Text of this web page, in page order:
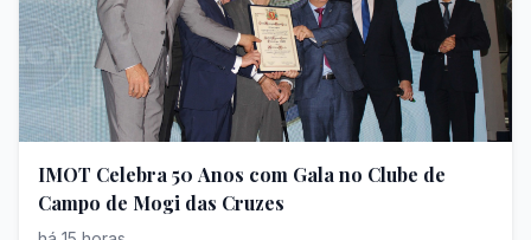
IMOT Celebra 50 Anos com Gala no Clube de
Campo de Mogi das Cruzes